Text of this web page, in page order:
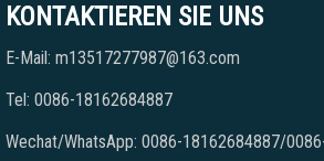
KONTAKTIEREN SIE UNS
E-Mail: m13517277987@163.com
Tel: 0086-18162684887
Wechat/WhatsApp: 0086-18162684887/